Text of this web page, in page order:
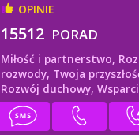
OPINIE
15512 PORAD
Miłość i partnerstwo,
rozwody, Twoja
Rozwój duchowy,